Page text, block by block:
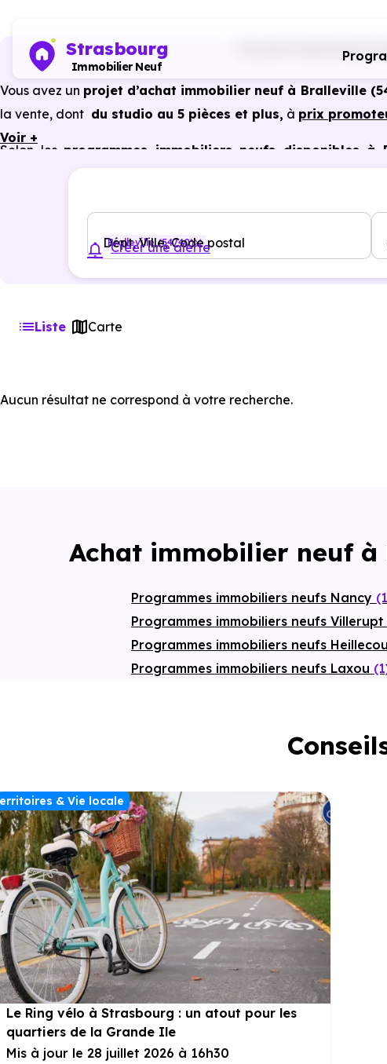
Strasbourg
Immobilier Neuf
Programmes
Vous avez un projet d’achat immobilier neuf à Bralleville
la vente, dont du studio au 5 pièces et plus, à prix
Selon les programmes immobiliers neufs disponibles à
Voir +
Dépt, Ville, Code postal
Bralleville (54740)
Créer une alerte
Liste Carte
Aucun résultat ne correspond à votre recherche.
Achat immobilier neuf
Programmes immobiliers neufs Nancy
Programmes immobiliers neufs Villerupt
Programmes immobiliers neufs
Programmes immobiliers neufs Laxou
& Vie locale
Le Ring vélo à Strasbourg : un atout pour les
quartiers de la Grande Ile
Mis à jour le 28 juillet 2026 à 16h30